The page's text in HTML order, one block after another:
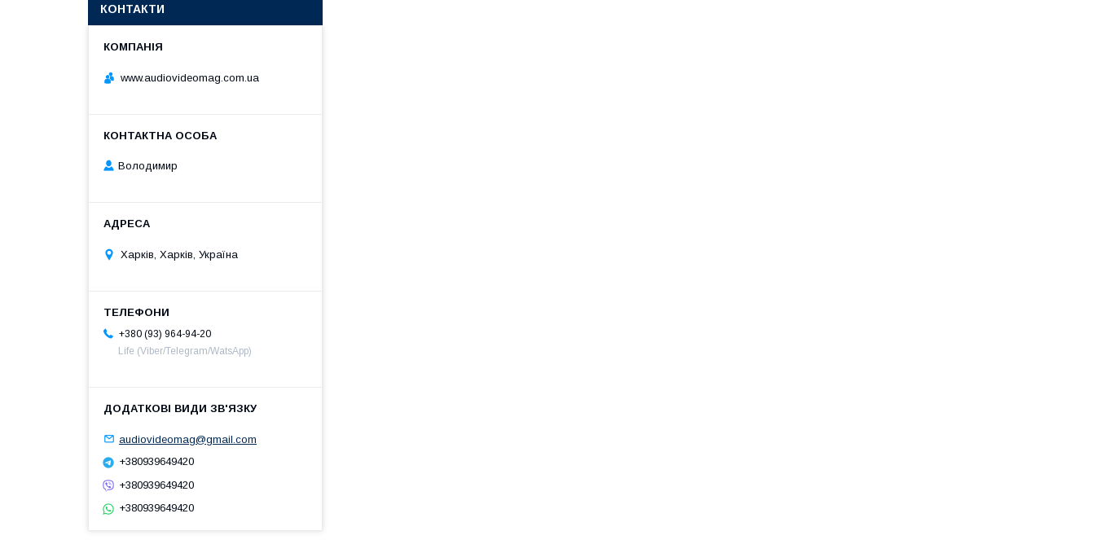
КОНТАКТИ
www.audiovideomag.com.ua
Володимир
Харків, Харків, Україна
+380 (93) 964-94-20
Life (Viber/Telegram/WatsApp)
audiovideomag@gmail.com
+380939649420
+380939649420
+380939649420